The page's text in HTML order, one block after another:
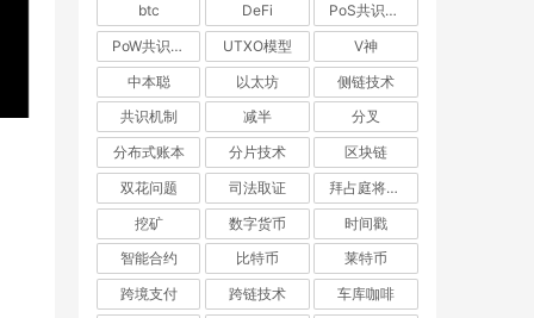
btc DeFi
PoS共识机制
PoW共识机制
UTXO模型
V神
中本聪
以太坊
侧链技术
共识机制
减半
分叉
分布式账本
分片技术
区块链
双花问题
司法取证
拜占庭将军问题
挖矿
数字货币
时间戳
智能合约
比特币
莱特币
跨境支付
跨链技术
车库咖啡